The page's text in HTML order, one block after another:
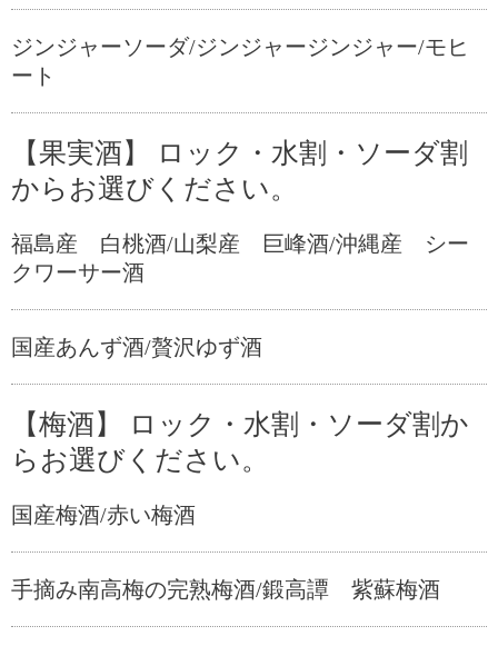
ジンジャーソーダ/ジンジャージンジャー/モヒ
ート
【果実酒】 ロック・水割・ソーダ割
からお選びください。
福島産 白桃酒/山梨産 巨峰酒/沖縄産 シー
クワーサー酒
国産あんず酒/贅沢ゆず酒
【梅酒】 ロック・水割・ソーダ割か
らお選びください。
国産梅酒/赤い梅酒
手摘み南高梅の完熟梅酒/鍛高譚 紫蘇梅酒